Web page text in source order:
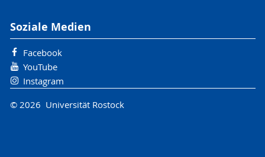
Soziale Medien
Facebook
YouTube
Instagram
© 2026 Universität Rostock